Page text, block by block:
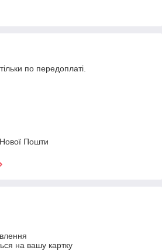
по передоплаті.
Пошти
на вашу картку